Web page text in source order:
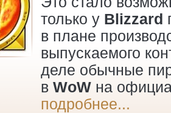
только у Blizzard
в плане
выпускаемого
деле обычные
в WoW на
подробнее...